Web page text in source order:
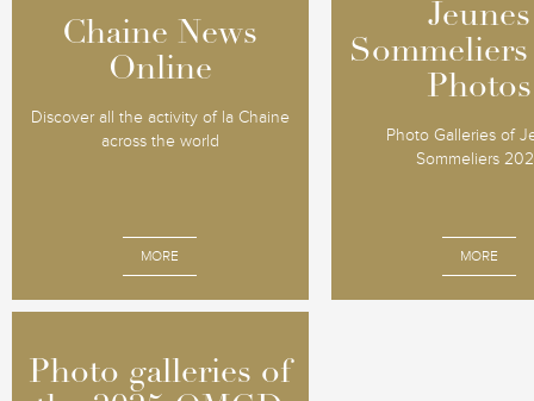
Chaine News
Online
Discover all the activity of la Chaine
across the world
MORE
Chaine News
Online
Jeunes
Sommeliers
Photos
Photo Galleries of
Sommeliers
MORE
Jeunes
Sommeliers
Photos
Photo galleries of
Photo galleries of